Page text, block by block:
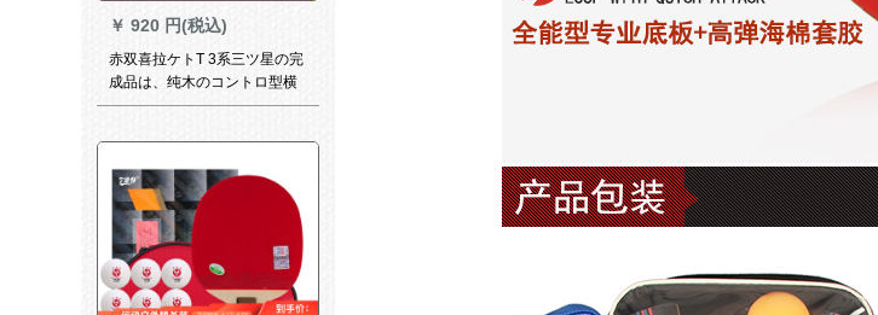
￥ 920 円(税込)
赤双喜拉ケトT 3系三ツ星の完
成品は、纯木のコントロ型横
撮りシンを1本撮ります。T